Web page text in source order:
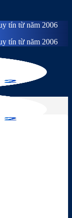
tín từ năm 2006
tín từ năm 2006